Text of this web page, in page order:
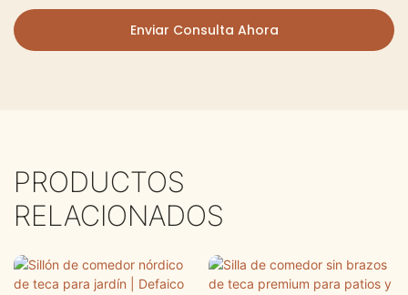
Enviar Consulta Ahora
PRODUCTOS
RELACIONADOS